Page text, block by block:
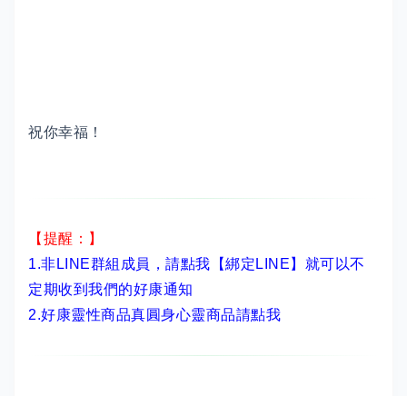
祝你幸福！
【提醒：】
1.非LINE群組成員， 請點我【綁定LINE】 就可以不
定期收到我們的好康通知
2.好康靈性商品真圓身心靈商品請點我